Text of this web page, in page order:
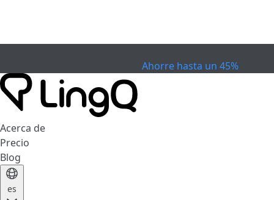
Ahorre hasta un 45%
Acerca de
Precio
Blog
es